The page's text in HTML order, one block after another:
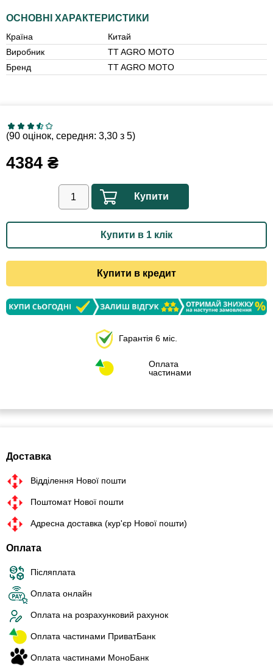
ОСНОВНІ ХАРАКТЕРИСТИКИ
Країна
Китай
Виробник
TT AGRO MOTO
Бренд
TT AGRO MOTO
(90 оцінок, середня: 3,30 з 5)
4384 ₴
Купити
Купити в 1 клік
Купити в кредит
Гарантія 6 міс.
Оплата
частинами
Доставка
Відділення Нової пошти
Поштомат Нової пошти
Адресна доставка (кур'єр Нової пошти)
Оплата
Післяплата
Оплата онлайн
Оплата на розрахунковий рахунок
Оплата частинами ПриватБанк
Оплата частинами МоноБанк